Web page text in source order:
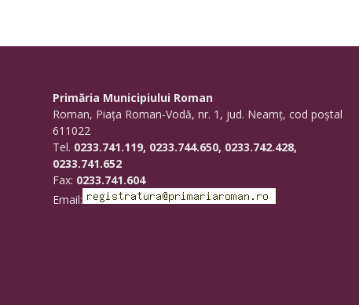
Primăria Municipiului Roman
Roman, Piaţa Roman-Vodă, nr. 1, jud. Neamţ, cod poştal
611022
Tel. 0233.741.119, 0233.744.650, 0233.742.428,
0233.741.652
Fax: 0233.741.604
Email: